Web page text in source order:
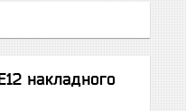
накладного